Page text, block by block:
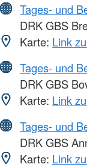
Tages- und
DRK GBS
Karte: Link
Tages- und
DRK GBS
Karte: Link
Tages- und
DRK GBS
Karte: Link